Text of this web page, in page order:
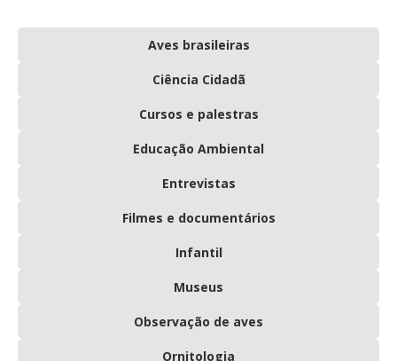
Aves brasileiras
Ciência Cidadã
Cursos e palestras
Educação Ambiental
Entrevistas
Filmes e documentários
Infantil
Museus
Observação de aves
Ornitologia